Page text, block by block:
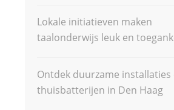
Lokale initiatieven maken
taalonderwijs leuk en
Ontdek duurzame installaties
thuisbatterijen in Den Haag